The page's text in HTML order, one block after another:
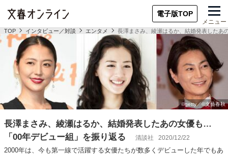
電子版TOP
メニュー
TOP インタビュー／対談 エンタメ 長澤まさみ、綾瀬はるか、結婚発表した
長澤まさみ、綾瀬はるか、結婚発表したあの女優も…
「00年デビュー組」を振り返る
清談社 2020/12/22
2000年は、今も第一線で活躍する女優たちが数多くデビューした年でもあ